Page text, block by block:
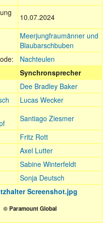
10.07.2024
Meerjungfraumänner und
Blaubarschbuben
Nachteulen
Synchronsprecher
Dee Bradley Baker
Lucas Wecker
Santiago Ziesmer
Fritz Rott
Axel Lutter
Sabine Winterfeldt
Sonja Deutsch
© Paramount Global